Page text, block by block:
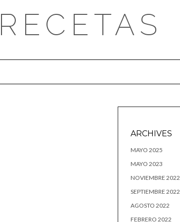
ARCHIVES
MAYO 2025
MAYO 2023
NOVIEMBRE 2022
SEPTIEMBRE 2022
AGOSTO 2022
FEBRERO 2022